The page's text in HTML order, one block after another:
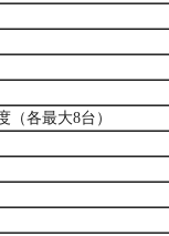
（各最大8台）